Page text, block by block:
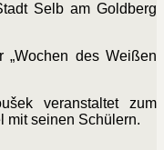
Selb am Goldberg
des Weißen
veranstaltet zum
mit seinen Schülern.